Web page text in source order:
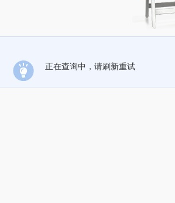
正在查询中，请刷新重试